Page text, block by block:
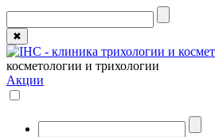
✖
косметологии и трихологии
Акции